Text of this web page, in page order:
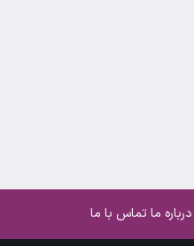
درباره ماتماس با ما